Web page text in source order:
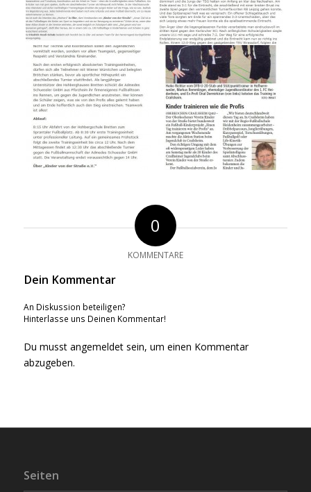
0
KOMMENTARE
Dein Kommentar
An Diskussion beteiligen?
Hinterlasse uns Deinen Kommentar!
Du musst angemeldetsein, um einen Kommentar
abzugeben.
Seiten